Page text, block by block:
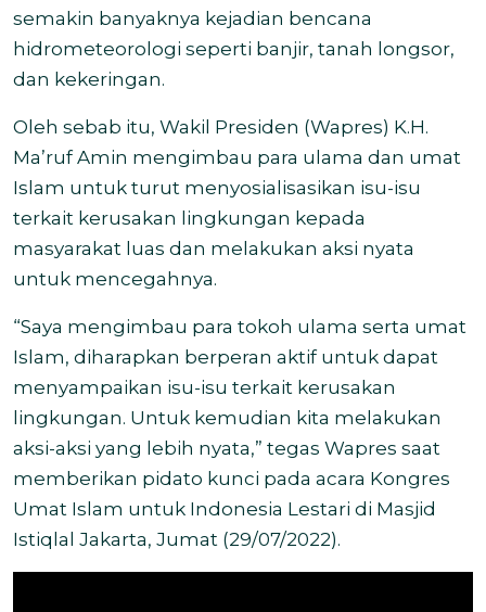
semakin banyaknya kejadian bencana
hidrometeorologi seperti banjir, tanah longsor,
dan kekeringan.
Oleh sebab itu, Wakil Presiden (Wapres) K.H.
Ma’ruf Amin mengimbau para ulama dan umat
Islam untuk turut menyosialisasikan isu-isu
terkait kerusakan lingkungan kepada
masyarakat luas dan melakukan aksi nyata
untuk mencegahnya.
“Saya mengimbau para tokoh ulama serta umat
Islam, diharapkan berperan aktif untuk dapat
menyampaikan isu-isu terkait kerusakan
lingkungan. Untuk kemudian kita melakukan
aksi-aksi yang lebih nyata,” tegas Wapres saat
memberikan pidato kunci pada acara Kongres
Umat Islam untuk Indonesia Lestari di Masjid
Istiqlal Jakarta, Jumat (29/07/2022).